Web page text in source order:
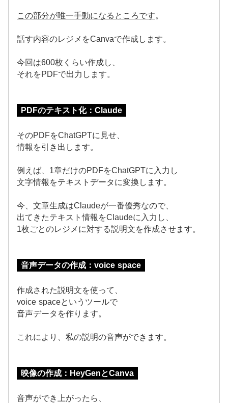
この部分が唯一手動になるところです。
話す内容のレジメをCanvaで作成します。
今回は600枚くらい作成し、
それをPDFで出力します。
PDFのテキスト化：Claude
そのPDFをChatGPTに見せ、
情報を引き出します。
例えば、1章だけのPDFをChatGPTに入力し
文字情報をテキストデータに変換します。
今、文章生成はClaudeが一番優秀なので、
出てきたテキスト情報をClaudeに入力し、
1枚ごとのレジメに対する説明文を作成させます。
音声データの作成：voice space
作成された説明文を使って、
voice spaceというツールで
音声データを作ります。
これにより、私の説明の音声ができます。
映像の作成：HeyGenとCanva
音声ができ上がったら、